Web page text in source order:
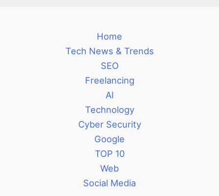
Home
Tech News & Trends
SEO
Freelancing
AI
Technology
Cyber Security
Google
TOP 10
Web
Social Media